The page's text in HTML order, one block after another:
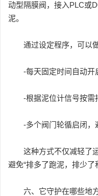
动型隔膜阀，接入PLC或
泥。
通过设定程序，可以做
-每天固定时间自动开
-根据泥位计信号按需
-多个阀门轮循启闭，避
这种方式不仅减轻了运
避免“排多了跑泥，排少了
六、它守护在哪些地方